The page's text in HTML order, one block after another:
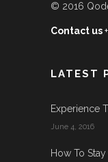
© 2016
Contact us
LATEST
Experience
June 4, 2016
How To